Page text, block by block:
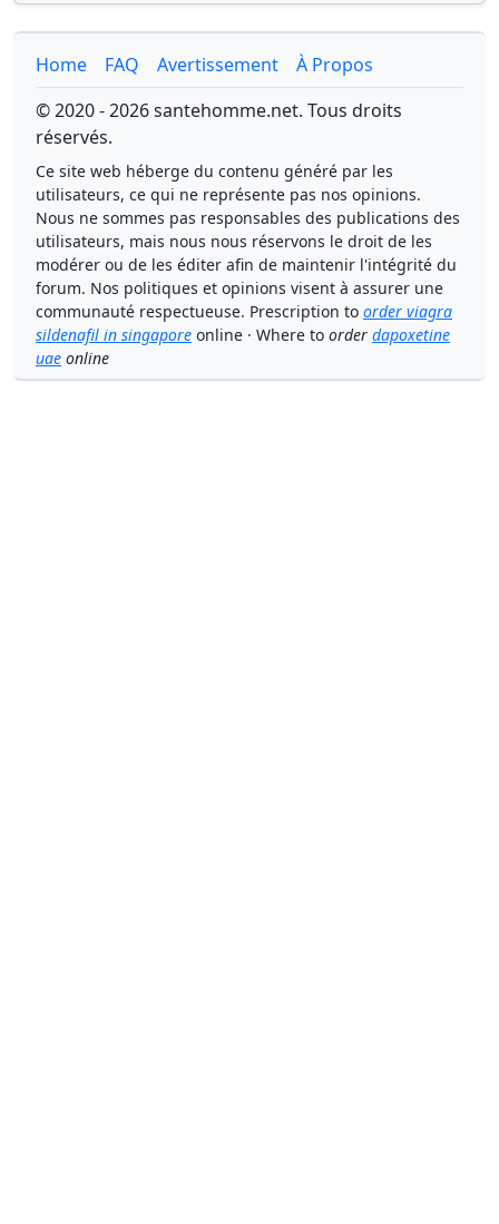
Home FAQ Avertissement
À Propos
© 2020 - 2026 santehomme.net. Tous droits
réservés.
Ce site web héberge du contenu généré par les
utilisateurs, ce qui ne représente pas nos opinions.
Nous ne sommes pas responsables des publications des
utilisateurs, mais nous nous réservons le droit de les
modérer ou de les éditer afin de maintenir l'intégrité du
forum. Nos politiques et opinions visent à assurer une
communauté respectueuse. Prescription to order viagra
sildenafil in singapore online · Where to order dapoxetine
uae online